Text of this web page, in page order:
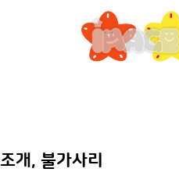
조개, 불가사리